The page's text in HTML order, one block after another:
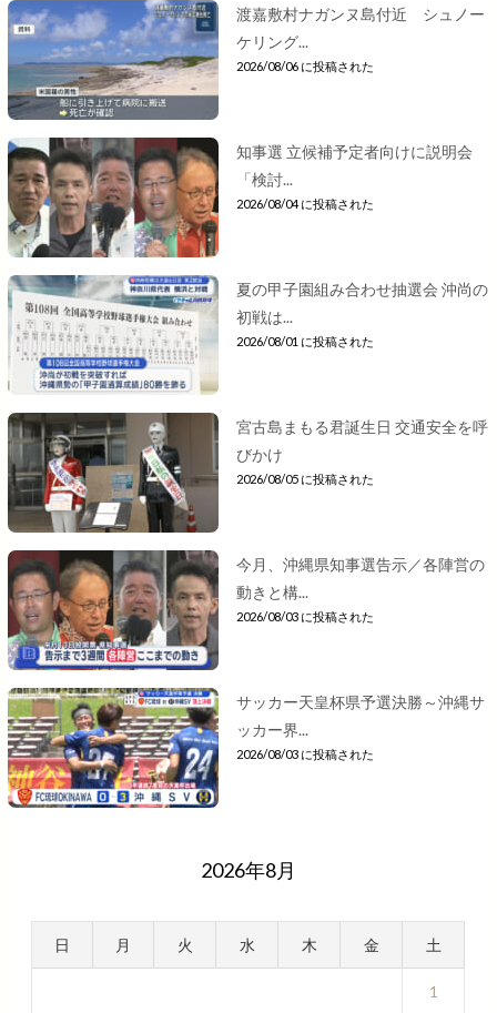
渡嘉敷村ナガンヌ島付近 シュノー
ケリング...
2026/08/06 に投稿された
知事選 立候補予定者向けに説明会
「検討...
2026/08/04 に投稿された
夏の甲子園組み合わせ抽選会 沖尚の
初戦は...
2026/08/01 に投稿された
宮古島まもる君誕生日 交通安全を呼
びかけ
2026/08/05 に投稿された
今月、沖縄県知事選告示／各陣営の
動きと構...
2026/08/03 に投稿された
サッカー天皇杯県予選決勝～沖縄サ
ッカー界...
2026/08/03 に投稿された
2026年8月
日 月 火 水 木 金 土
1